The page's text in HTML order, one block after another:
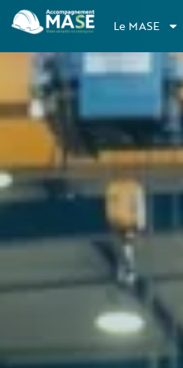
Le MASE